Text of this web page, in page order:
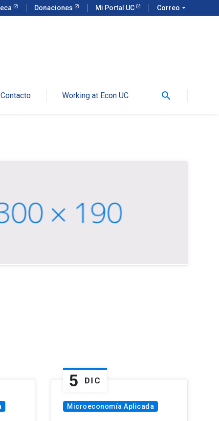
Donaciones Mi Portal UC Correo arrow_drop_down
Contacto Working at Econ UC search
5 DIC
Microeconomía Aplicada